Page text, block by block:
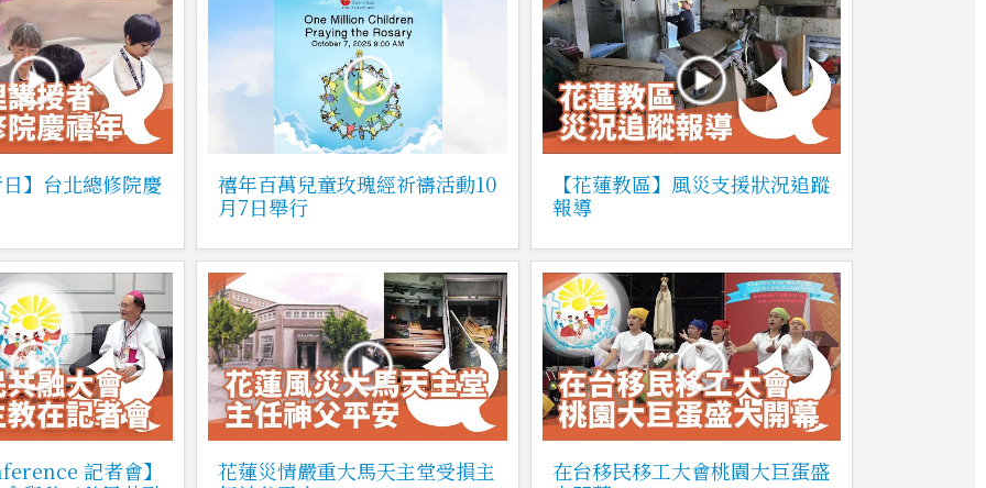
】台北總修院慶
禧年百萬兒童玫瑰經祈禱活動10
月7日舉行
【花蓮教區】風災支援狀況追蹤
報導
記者會】
花蓮災情嚴重大馬天主堂受損主
在台移民移工大會桃園大巨蛋盛